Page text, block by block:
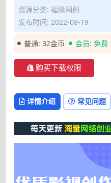
资源分类: 福缘网创
发布时间: 2022-08-19
普通: 32金币 会员: 免费
购买下载权限
详情介绍 常见问题